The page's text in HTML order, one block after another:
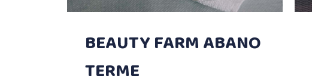
BEAUTY FARM ABANO
TERME